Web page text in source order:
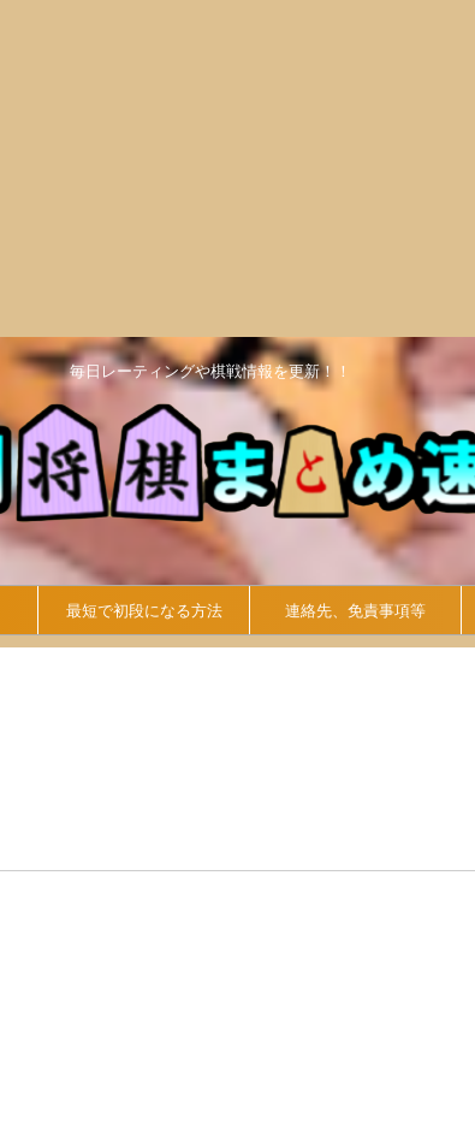
毎日レーティングや棋戦情報を更新！！
最短で初段になる方法 連絡先、免責事項等